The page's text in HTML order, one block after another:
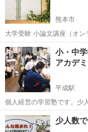
熊本市
大学受験 小論文講座（オンライン） 「何を書けばい
から 「書くのが楽しい！」へ。 ○こんな人におすすめ 小
どう書けばいいか分からな
熊本 熊本市 塾
小・中
アカデミ
平成駅
個人経営の学習塾です。少
に取り組めます。不登校で
も対応しています。 中学生は、熊本市内初の特殊教材「NEO
熊本 熊本市 平成駅
少人数